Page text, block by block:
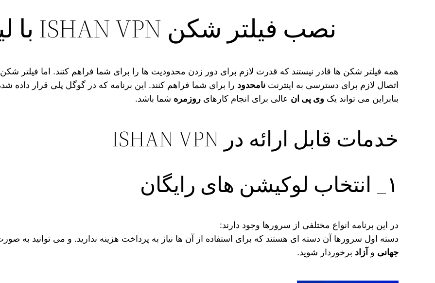
نصب فیلتر شکن ISHAN VPN با لینک مستقیم
اتصال لازم برای دسترسی به اینترنتنامحدود
بنابراین می‌ تواند یک وی پی ان عالی برای انجام کارهایروزمره شما باشد.
خدمات قابل ارائه در ISHAN VPN
۱_ انتخاب لوکیشن های رایگان
در این برنامه انواع مختلفی از سرورها وجود دارند:
دسته اول سرورها آن دسته‌ ای هستند که برای استفاده از آن ها نیاز به پرداخت هزینه ندارید. و می‌ توانید به
جهانی و آزاد برخوردار شوید.